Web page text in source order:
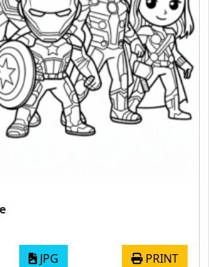
JPG PRINT